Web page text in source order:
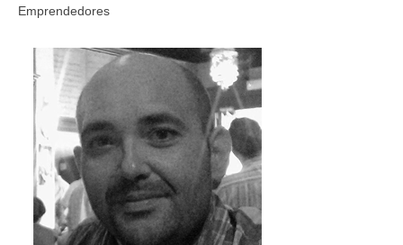
Emprendedores